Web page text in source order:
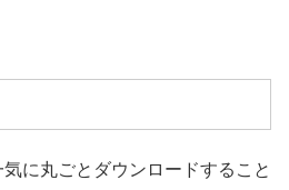
に丸ごとダウンロードすること